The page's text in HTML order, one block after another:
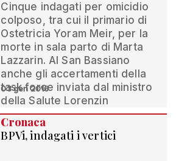
Cinque indagati per omicidio
colposo, tra cui il primario di
Ostetricia Yoram Meir, per la
morte in sala parto di Marta
Lazzarin. Al San Bassiano
anche gli accertamenti della
task force inviata dal ministro
della Salute Lorenzin
03 gen 2016
Cronaca
BPVi, indagati i vertici